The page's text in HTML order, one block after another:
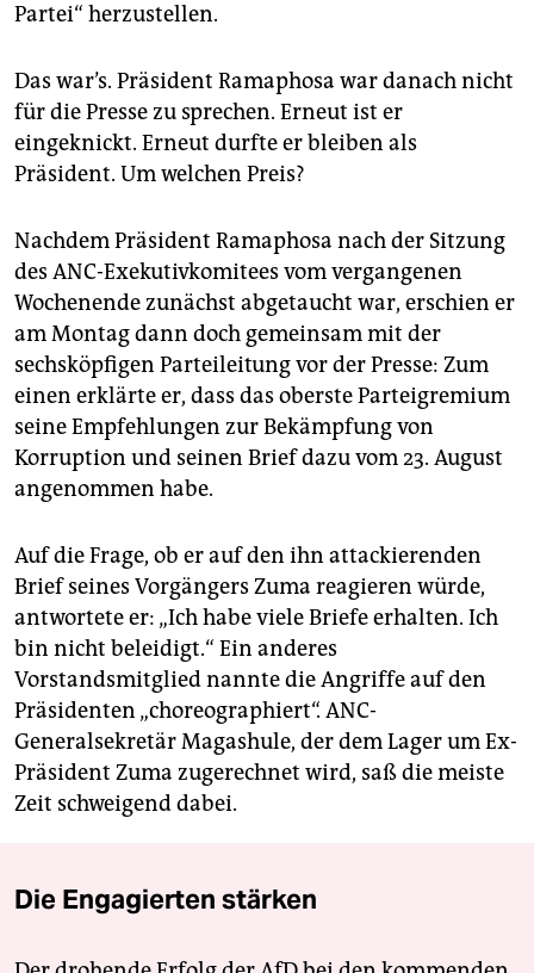
Partei“ herzustellen.
Das war’s. Präsident Ramaphosa war danach nicht
für die Presse zu sprechen. Erneut ist er
eingeknickt. Erneut durfte er bleiben als
Präsident. Um welchen Preis?
Nachdem Präsident Ramaphosa nach der Sitzung
des ANC-Exekutivkomitees vom vergangenen
Wochenende zunächst abgetaucht war, erschien er
am Montag dann doch gemeinsam mit der
sechsköpfigen Parteileitung vor der Presse: Zum
einen erklärte er, dass das oberste Parteigremium
seine Empfehlungen zur Bekämpfung von
Korruption und seinen Brief dazu vom 23. August
angenommen habe.
Auf die Frage, ob er auf den ihn attackierenden
Brief seines Vorgängers Zuma reagieren würde,
antwortete er: „Ich habe viele Briefe erhalten. Ich
bin nicht beleidigt.“ Ein anderes
Vorstandsmitglied nannte die Angriffe auf den
Präsidenten „choreographiert“. ANC-
Generalsekretär Magashule, der dem Lager um Ex-
Präsident Zuma zugerechnet wird, saß die meiste
Zeit schweigend dabei.
Die Engagierten stärken